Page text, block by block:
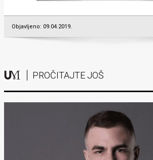
Objavljeno: 09.04.2019.
PROČITAJTE JOŠ